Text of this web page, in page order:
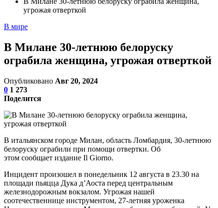
угрожая отверткой
В мире
В Милане 30-летнюю белоруску
ограбила женщина, угрожая отверткой
Опубликовано Авг 20, 2024
0 1 273
Поделится
В итальянском городе Милан, область Ломбардия, 30-летнюю
белоруску ограбили при помощи отвертки. Об
этом сообщает издание Il Giorno.
Инцидент произошел в понедельник 12 августа в 23.30 на
площади пьяцца Дука д’Аоста перед центральным
железнодорожным вокзалом. Угрожая нашей
соотечественнице инструментом, 27-летняя уроженка